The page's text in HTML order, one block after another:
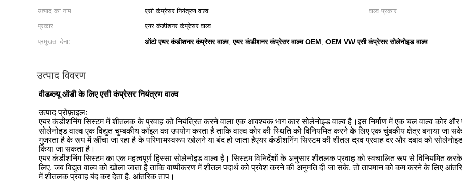
उत्पाद का नाम:
एसी कंप्रेसर नियंत्रण वाल्व वाल्व प्रकार:
प्रकार:
एयर कंडीशनर कंप्रेसर वाल्व
प्रमुखता देना:
ऑटो एयर कंडीशनर कंप्रेसर वाल्व,एयर कंडीशनर कंप्रेसर वाल्व OEM, OEM VW एसी कंप्रेसर सोलेनोइड वाल्व
उत्पाद विवरण
वीडब्ल्यू ऑडी के लिए एसी कंप्रेसर नियंत्रण वाल्व
उत्पाद प्रोफ़ाइलः
एयर कंडीशनिंग सिस्टम में शीतलक के प्रवाह को नियंत्रित करने वाला एक आवश्यक भाग कार सोलेनोइड वाल्व है।इस निर्माण में एक चल वाल्व कोर और
सोलेनोइड वाल्व एक विद्युत चुम्बकीय कॉइल का उपयोग करता है ताकि वाल्व कोर की स्थिति को विनियमित करने के लिए एक चुंबकीय क्षेत्र बनाया जा
गुजरता है के रूप में खींचा जा रहा है के परिणामस्वरूप खोलने या बंद हो जाता हैएयर कंडीशनिंग सिस्टम की शीतल द्रव प्रवाह दर और दबाव को
किया जा सकता है।
एयर कंडीशनिंग सिस्टम का एक महत्वपूर्ण हिस्सा सोलेनोइड वाल्व है। सिस्टम विनिर्देशों के अनुसार शीतलक प्रवाह को स्वचालित रूप से विनियमित
लिए, जब विद्युत वाल्व को खोला जाता है ताकि वाष्पीकरण में शीतल पदार्थ को प्रवेश करने की अनुमति दी जा सके, तो तापमान को कम करने के लिए
में शीतलक प्रवाह बंद कर देता है, आंतरिक ताप।